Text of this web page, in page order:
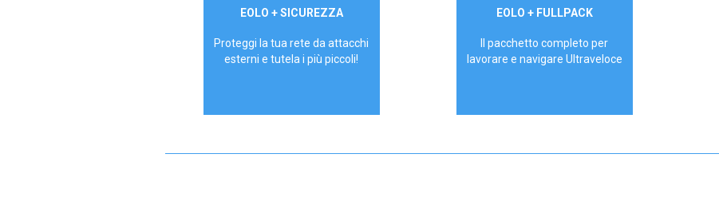
29,90€/mese
EOLO + SICUREZZA
Proteggi la tua rete da attacchi
esterni e tutela i più piccoli!
34,90 €/meseEOLO + FULLPACK
Il pacchetto completo per
lavorare e navigare Ultraveloce